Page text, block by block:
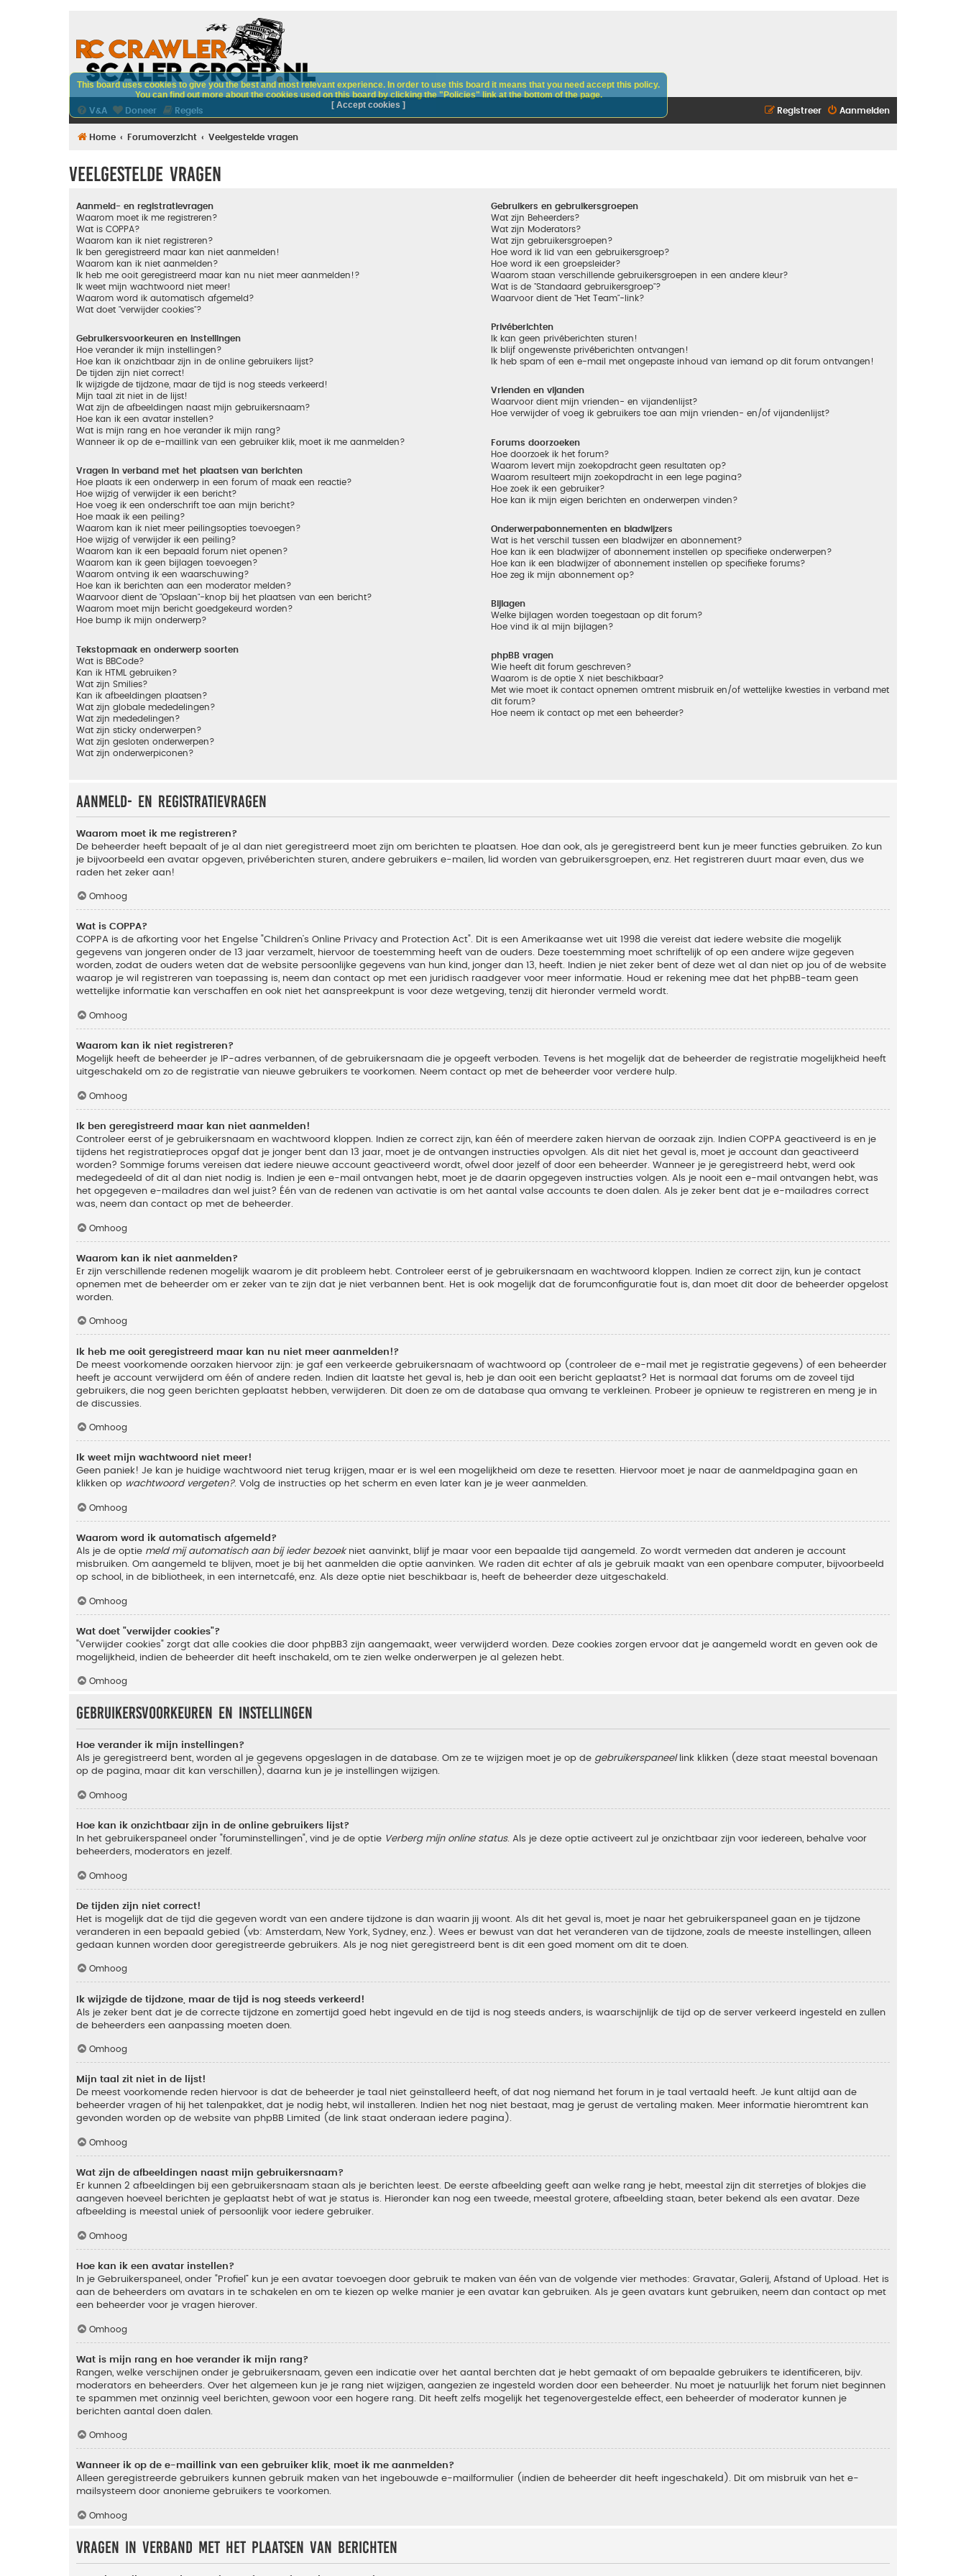
V&A Doneer Regels Aanmelden
Registreer
Home Forumoverzicht Veelgestelde vragen
Veelgestelde vragen
Aanmeld- en registratievragen
Waarom moet ik me registreren?
Wat is COPPA?
Waarom kan ik niet registreren?
Ik ben geregistreerd maar kan niet aanmelden!
Waarom kan ik niet aanmelden?
Ik heb me ooit geregistreerd maar kan nu niet meer aanmelden!?
Ik weet mijn wachtwoord niet meer!
Waarom word ik automatisch afgemeld?
Wat doet "verwijder cookies"?
Gebruikersvoorkeuren en instellingen
Hoe verander ik mijn instellingen?
Hoe kan ik onzichtbaar zijn in de online gebruikers lijst?
De tijden zijn niet correct!
Ik wijzigde de tijdzone, maar de tijd is nog steeds verkeerd!
Mijn taal zit niet in de lijst!
Wat zijn de afbeeldingen naast mijn gebruikersnaam?
Hoe kan ik een avatar instellen?
Wat is mijn rang en hoe verander ik mijn rang?
Wanneer ik op de e-maillink van een gebruiker klik, moet ik me aanmelden?
Vragen in verband met het plaatsen van berichten
Hoe plaats ik een onderwerp in een forum of maak een reactie?
Hoe wijzig of verwijder ik een bericht?
Hoe voeg ik een onderschrift toe aan mijn bericht?
Hoe maak ik een peiling?
Waarom kan ik niet meer peilingsopties toevoegen?
Hoe wijzig of verwijder ik een peiling?
Waarom kan ik een bepaald forum niet openen?
Waarom kan ik geen bijlagen toevoegen?
Waarom ontving ik een waarschuwing?
Hoe kan ik berichten aan een moderator melden?
Waarvoor dient de "Opslaan"-knop bij het plaatsen van een bericht?
Waarom moet mijn bericht goedgekeurd worden?
Hoe bump ik mijn onderwerp?
Tekstopmaak en onderwerp soorten
Wat is BBCode?
Kan ik HTML gebruiken?
Wat zijn Smilies?
Kan ik afbeeldingen plaatsen?
Wat zijn globale mededelingen?
Wat zijn mededelingen?
Wat zijn sticky onderwerpen?
Wat zijn gesloten onderwerpen?
Wat zijn onderwerpiconen?
Gebruikers en gebruikersgroepen
Wat zijn Beheerders?
Wat zijn Moderators?
Wat zijn gebruikersgroepen?
Hoe word ik lid van een gebruikersgroep?
Hoe word ik een groepsleider?
Waarom staan verschillende gebruikersgroepen in een andere kleur?
Wat is de "Standaard gebruikersgroep"?
Waarvoor dient de "Het Team"-link?
Privéberichten
Ik kan geen privéberichten sturen!
Ik blijf ongewenste privéberichten ontvangen!
Ik heb spam of een e-mail met ongepaste inhoud van iemand op dit forum ontvangen!
Vrienden en vijanden
Waarvoor dient mijn vrienden- en vijandenlijst?
Hoe verwijder of voeg ik gebruikers toe aan mijn vrienden- en/of vijandenlijst?
Forums doorzoeken
Hoe doorzoek ik het forum?
Waarom levert mijn zoekopdracht geen resultaten op?
Waarom resulteert mijn zoekopdracht in een lege pagina?
Hoe zoek ik een gebruiker?
Hoe kan ik mijn eigen berichten en onderwerpen vinden?
Onderwerpabonnementen en bladwijzers
Wat is het verschil tussen een bladwijzer en abonnement?
Hoe kan ik een bladwijzer of abonnement instellen op specifieke onderwerpen?
Hoe kan ik een bladwijzer of abonnement instellen op specifieke forums?
Hoe zeg ik mijn abonnement op?
Bijlagen
Welke bijlagen worden toegestaan op dit forum?
Hoe vind ik al mijn bijlagen?
phpBB vragen
Wie heeft dit forum geschreven?
Waarom is de optie X niet beschikbaar?
Met wie moet ik contact opnemen omtrent misbruik en/of wettelijke kwesties in verband met
dit forum?
Hoe neem ik contact op met een beheerder?
Aanmeld- en registratievragen
Waarom moet ik me registreren?
De beheerder heeft bepaalt of je al dan niet geregistreerd moet zijn om berichten te plaatsen. Hoe dan ook, als je geregistreerd bent kun je meer functies gebruiken. Zo kun
je bijvoorbeeld een avatar opgeven, privéberichten sturen, andere gebruikers e-mailen, lid worden van gebruikersgroepen, enz. Het registreren duurt maar even, dus we
raden het zeker aan!
Omhoog
Wat is COPPA?
COPPA is de afkorting voor het Engelse "Children’s Online Privacy and Protection Act". Dit is een Amerikaanse wet uit 1998 die vereist dat iedere website die mogelijk
gegevens van jongeren onder de 13 jaar verzamelt, hiervoor de toestemming heeft van de ouders. Deze toestemming moet schriftelijk of op een andere wijze gegeven
worden, zodat de ouders weten dat de website persoonlijke gegevens van hun kind, jonger dan 13, heeft. Indien je niet zeker bent of deze wet al dan niet op jou of de website
waarop je wil registreren van toepassing is, neem dan contact op met een juridisch raadgever voor meer informatie. Houd er rekening mee dat het phpBB-team geen
wettelijke informatie kan verschaffen en ook niet het aanspreekpunt is voor deze wetgeving, tenzij dit hieronder vermeld wordt.
Omhoog
Waarom kan ik niet registreren?
Mogelijk heeft de beheerder je IP-adres verbannen, of de gebruikersnaam die je opgeeft verboden. Tevens is het mogelijk dat de beheerder de registratie mogelijkheid heeft
uitgeschakeld om zo de registratie van nieuwe gebruikers te voorkomen. Neem contact op met de beheerder voor verdere hulp.
Omhoog
Ik ben geregistreerd maar kan niet aanmelden!
Controleer eerst of je gebruikersnaam en wachtwoord kloppen. Indien ze correct zijn, kan één of meerdere zaken hiervan de oorzaak zijn. Indien COPPA geactiveerd is en je
tijdens het registratieproces opgaf dat je jonger bent dan 13 jaar, moet je de ontvangen instructies opvolgen. Als dit niet het geval is, moet je account dan geactiveerd
worden? Sommige forums vereisen dat iedere nieuwe account geactiveerd wordt, ofwel door jezelf of door een beheerder. Wanneer je je geregistreerd hebt, werd ook
medegedeeld of dit al dan niet nodig is. Indien je een e-mail ontvangen hebt, moet je de daarin opgegeven instructies volgen. Als je nooit een e-mail ontvangen hebt, was
het opgegeven e-mailadres dan wel juist? Één van de redenen van activatie is om het aantal valse accounts te doen dalen. Als je zeker bent dat je e-mailadres correct
was, neem dan contact op met de beheerder.
Omhoog
Waarom kan ik niet aanmelden?
Er zijn verschillende redenen mogelijk waarom je dit probleem hebt. Controleer eerst of je gebruikersnaam en wachtwoord kloppen. Indien ze correct zijn, kun je contact
opnemen met de beheerder om er zeker van te zijn dat je niet verbannen bent. Het is ook mogelijk dat de forumconfiguratie fout is, dan moet dit door de beheerder opgelost
worden.
Omhoog
Ik heb me ooit geregistreerd maar kan nu niet meer aanmelden!?
De meest voorkomende oorzaken hiervoor zijn: je gaf een verkeerde gebruikersnaam of wachtwoord op (controleer de e-mail met je registratie gegevens) of een beheerder
heeft je account verwijderd om één of andere reden. Indien dit laatste het geval is, heb je dan ooit een bericht geplaatst? Het is normaal dat forums om de zoveel tijd
gebruikers, die nog geen berichten geplaatst hebben, verwijderen. Dit doen ze om de database qua omvang te verkleinen. Probeer je opnieuw te registreren en meng je in
de discussies.
Omhoog
Ik weet mijn wachtwoord niet meer!
Geen paniek! Je kan je huidige wachtwoord niet terug krijgen, maar er is wel een mogelijkheid om deze te resetten. Hiervoor moet je naar de aanmeldpagina gaan en
klikken op wachtwoord vergeten?. Volg de instructies op het scherm en even later kan je je weer aanmelden.
Omhoog
Waarom word ik automatisch afgemeld?
Als je de optie meld mij automatisch aan bij ieder bezoekniet aanvinkt, blijf je maar voor een bepaalde tijd aangemeld. Zo wordt vermeden dat anderen je account
misbruiken. Om aangemeld te blijven, moet je bij het aanmelden die optie aanvinken. We raden dit echter af als je gebruik maakt van een openbare computer, bijvoorbeeld
op school, in de bibliotheek, in een internetcafé, enz. Als deze optie niet beschikbaar is, heeft de beheerder deze uitgeschakeld.
Omhoog
Wat doet "verwijder cookies"?
"Verwijder cookies" zorgt dat alle cookies die door phpBB3 zijn aangemaakt, weer verwijderd worden. Deze cookies zorgen ervoor dat je aangemeld wordt en geven ook de
mogelijkheid, indien de beheerder dit heeft inschakeld, om te zien welke onderwerpen je al gelezen hebt.
Omhoog
Gebruikersvoorkeuren en instellingen
Hoe verander ik mijn instellingen?
Als je geregistreerd bent, worden al je gegevens opgeslagen in de database. Om ze te wijzigen moet je op de gebruikerspaneellink klikken (deze staat meestal bovenaan
op de pagina, maar dit kan verschillen), daarna kun je je instellingen wijzigen.
Omhoog
Hoe kan ik onzichtbaar zijn in de online gebruikers lijst?
In het gebruikerspaneel onder "foruminstellingen", vind je de optie Verberg mijn online status. Als je deze optie activeert zul je onzichtbaar zijn voor iedereen, behalve voor
beheerders, moderators en jezelf.
Omhoog
De tijden zijn niet correct!
Het is mogelijk dat de tijd die gegeven wordt van een andere tijdzone is dan waarin jij woont. Als dit het geval is, moet je naar het gebruikerspaneel gaan en je tijdzone
veranderen in een bepaald gebied (vb: Amsterdam, New York, Sydney, enz.). Wees er bewust van dat het veranderen van de tijdzone, zoals de meeste instellingen, alleen
gedaan kunnen worden door geregistreerde gebruikers. Als je nog niet geregistreerd bent is dit een goed moment om dit te doen.
Omhoog
Ik wijzigde de tijdzone, maar de tijd is nog steeds verkeerd!
Als je zeker bent dat je de correcte tijdzone en zomertijd goed hebt ingevuld en de tijd is nog steeds anders, is waarschijnlijk de tijd op de server verkeerd ingesteld en zullen
de beheerders een aanpassing moeten doen.
Omhoog
Mijn taal zit niet in de lijst!
De meest voorkomende reden hiervoor is dat de beheerder je taal niet geïnstalleerd heeft, of dat nog niemand het forum in je taal vertaald heeft. Je kunt altijd aan de
beheerder vragen of hij het talenpakket, dat je nodig hebt, wil installeren. Indien het nog niet bestaat, mag je gerust de vertaling maken. Meer informatie hieromtrent kan
gevonden worden op de website van phpBB Limited (de link staat onderaan iedere pagina).
Omhoog
Wat zijn de afbeeldingen naast mijn gebruikersnaam?
Er kunnen 2 afbeeldingen bij een gebruikersnaam staan als je berichten leest. De eerste afbeelding geeft aan welke rang je hebt, meestal zijn dit sterretjes of blokjes die
aangeven hoeveel berichten je geplaatst hebt of wat je status is. Hieronder kan nog een tweede, meestal grotere, afbeelding staan, beter bekend als een avatar. Deze
afbeelding is meestal uniek of persoonlijk voor iedere gebruiker.
Omhoog
Hoe kan ik een avatar instellen?
In je Gebruikerspaneel, onder “Profiel” kun je een avatar toevoegen door gebruik te maken van één van de volgende vier methodes: Gravatar, Galerij, Afstand of Upload. Het is
aan de beheerders om avatars in te schakelen en om te kiezen op welke manier je een avatar kan gebruiken. Als je geen avatars kunt gebruiken, neem dan contact op met
een beheerder voor je vragen hierover.
Omhoog
Wat is mijn rang en hoe verander ik mijn rang?
Rangen, welke verschijnen onder je gebruikersnaam, geven een indicatie over het aantal berchten dat je hebt gemaakt of om bepaalde gebruikers te identificeren, bijv.
moderators en beheerders. Over het algemeen kun je je rang niet wijzigen, aangezien ze ingesteld worden door een beheerder. Nu moet je natuurlijk het forum niet beginnen
te spammen met onzinnig veel berichten, gewoon voor een hogere rang. Dit heeft zelfs mogelijk het tegenovergestelde effect, een beheerder of moderator kunnen je
berichten aantal doen dalen.
Omhoog
Wanneer ik op de e-maillink van een gebruiker klik, moet ik me aanmelden?
Alleen geregistreerde gebruikers kunnen gebruik maken van het ingebouwde e-mailformulier (indien de beheerder dit heeft ingeschakeld). Dit om misbruik van het e-
mailsysteem door anonieme gebruikers te voorkomen.
Omhoog
Vragen in verband met het plaatsen van berichten
This board uses cookies to give you the best and most relevant experience. In order to use this board it means that you need accept this policy.
You can find out more about the cookies used on this board by clicking the "Policies" link at the bottom of the page.
[ Accept cookies ]